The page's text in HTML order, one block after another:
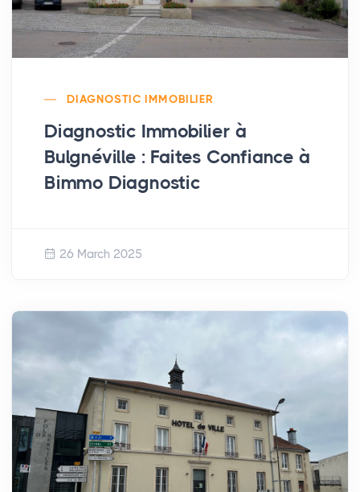
DIAGNOSTIC IMMOBILIER
Diagnostic Immobilier à
Bulgnéville : Faites Confiance à
Bimmo Diagnostic
26 March 2025